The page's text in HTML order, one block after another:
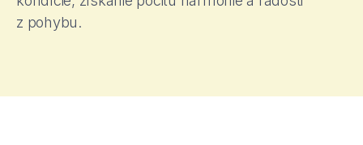
z pohybu.